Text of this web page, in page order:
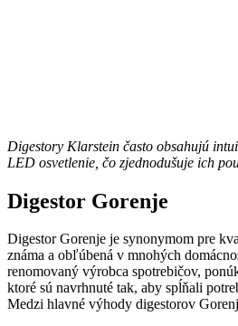
Digestory Klarstein často obsahujú
LED osvetlenie, čo zjednodušuje ich
Digestor Gorenje
Digestor Gorenje je synonymom pre
známa a obľúbená v mnohých
renomovaný výrobca spotrebičov,
ktoré sú navrhnuté tak, aby spĺňali
Medzi hlavné výhody digestorov